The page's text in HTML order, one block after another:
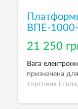
ВПЕ-
21 250
Вага
призначена
торгових і
мм.